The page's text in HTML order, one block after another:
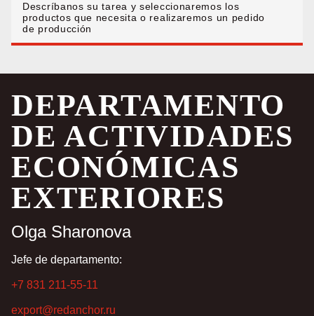
Descríbanos su tarea y seleccionaremos los
productos que necesita o realizaremos un pedido
de producción
DEPARTAMENTO
DE ACTIVIDADES
ECONÓMICAS
EXTERIORES
Olga Sharonova
Jefe de departamento:
+7 831 211-55-11
export@redanchor.ru